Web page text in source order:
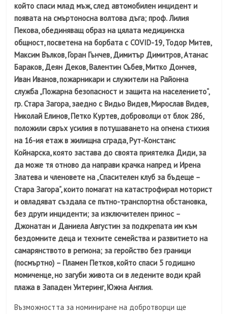
който спаси млад мъж, след автомобилен инцидент и
появата на смъртоносна волтова дъга; проф. Лилия
Пекова, обединяващ образ на цялата медицинска
общност, посветена на борбата с COVID-19, Тодор Митев,
Максим Вълков, Горан Гънчев, Димитър Димитров, Атанас
Бараков, Деян Деков, Валентин Събев, Митко Дончев,
Иван Иванов, пожарникари и служители на Районна
служба „Пожарна безопасност и защита на населението“,
гр. Стара Загора, заедно с Видьо Видев, Мирослав Видев,
Николай Елинов, Петко Куртев, доброволци от блок 286,
положили свръх усилия в потушаването на огнена стихия
на 16-ия етаж в жилищна сграда, Рут-Констанс
Койнарска, която застава до своята приятелка Диди, за
да може тя отново да направи крачка напред и Ирена
Златева и членовете на „Спасителен клуб за бъдеще –
Стара Загора“, които помагат на катастрофирал моторист
и овладяват създала се пътно-транспортна обстановка,
без други инциденти; за изключителен принос –
Джонатан и Даниела Августин за подкрепата им към
бездомните деца и техните семейства и развитието на
самарянството в региона; за геройство без граници
(посмъртно) – Пламен Петков, който спаси 5 годишно
момиченце, но загуби живота си в ледените води край
плажа в Западен Уитеринг, Южна Англия.
Възможността за номиниране на добротворци ще